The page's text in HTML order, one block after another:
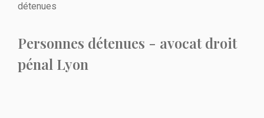
détenues
Personnes détenues - avocat droit
pénal Lyon